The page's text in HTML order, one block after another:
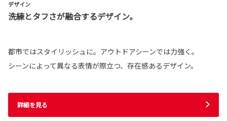
デザイン
洗練とタフさが融合するデザイン。
都市ではスタイリッシュに。アウトドアシーンでは力強く。
シーンによって異なる表情が際立つ、存在感あるデザイン。
詳細を見る